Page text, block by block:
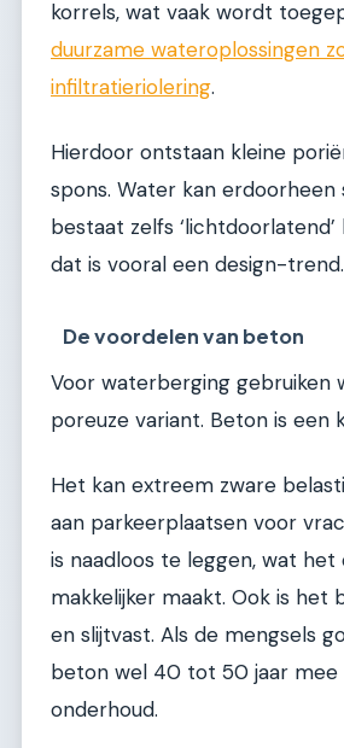
korrels, wat vaak wordt
duurzame wateroplossingen
infiltratieriolering.
Hierdoor ontstaan kleine
spons. Water kan erdoorheen
bestaat zelfs
dat is vooral een design-trend.
De voordelen van beton
Voor waterberging gebruiken
poreuze variant. Beton is een
Het kan extreem zware
aan parkeerplaatsen voor
is naadloos te leggen, wat het
makkelijker maakt. Ook is het
en slijtvast. Als de mengsels
beton wel 40 tot 50 jaar mee
onderhoud.